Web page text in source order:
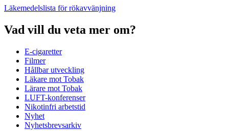
Läkemedelslista för rökavvänjning
Vad vill du veta mer om?
E-cigaretter
Filmer
Hållbar utveckling
Läkare mot Tobak
Lärare mot Tobak
LUFT-konferenser
Nikotinfri arbetstid
Nyhet
Nyhetsbrevsarkiv